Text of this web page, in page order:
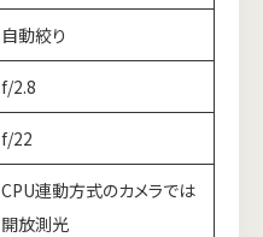
自動絞り
f/2.8
f/22
CPU連動方式のカメラでは
開放測光